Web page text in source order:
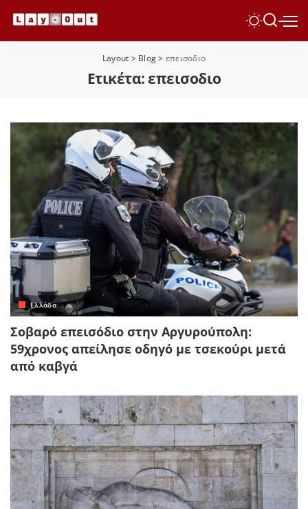
Layout > Blog> επεισοδιο
Ετικέτα:επεισοδιο
Ελλάδα
Σοβαρό επεισόδιο στην Αργυρούπολη:
59χρονος απείλησε οδηγό με τσεκούρι μετά
από καβγά